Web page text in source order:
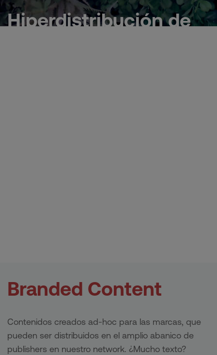
Hiperdistribución de
Branded Content
Contenidos creados ad-hoc para las marcas, que
pueden ser distribuidos en el amplio abanico de
publishers en nuestro network. ¿Mucho texto?